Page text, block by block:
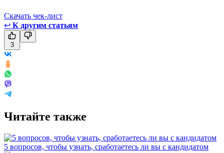
Скачать чек-лист
↩ К другим статьям
3
Читайте также
5 вопросов, чтобы узнать, сработаетесь ли вы с кандидатом